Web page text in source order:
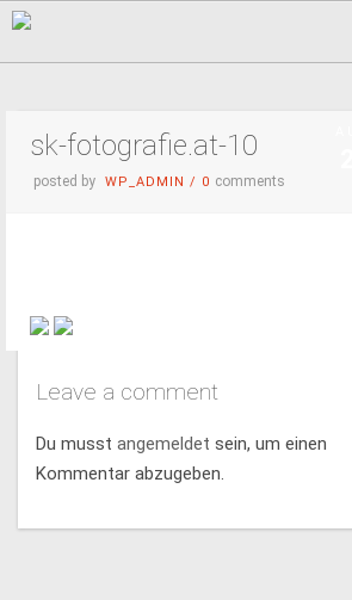
sk-fotografie.at-10
posted by WP_ADMIN / 0 comments
Leave a comment
Du musstangemeldet sein, um einen
Kommentar abzugeben.